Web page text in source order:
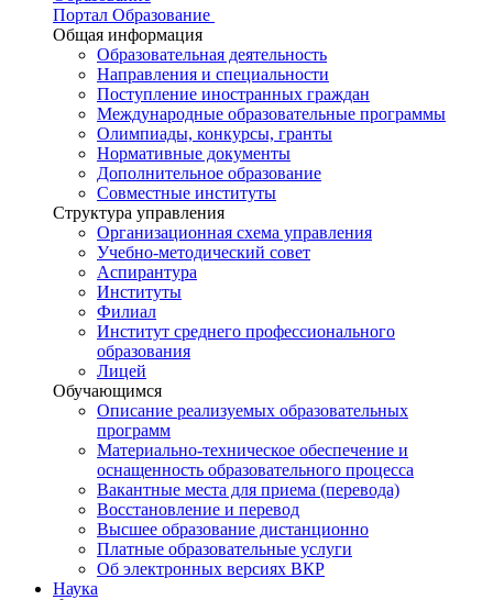
Портал Образование
Общая информация
Образовательная деятельность
Направления и специальности
Поступление иностранных граждан
Международные образовательные программы
Олимпиады, конкурсы, гранты
Нормативные документы
Дополнительное образование
Совместные институты
Структура управления
Организационная схема управления
Учебно-методический совет
Аспирантура
Институты
Филиал
Институт среднего профессионального
образования
Лицей
Обучающимся
Описание реализуемых образовательных
программ
Материально-техническое обеспечение и
оснащенность образовательного процесса
Вакантные места для приема (перевода)
Восстановление и перевод
Высшее образование дистанционно
Платные образовательные услуги
Об электронных версиях ВКР
Наука